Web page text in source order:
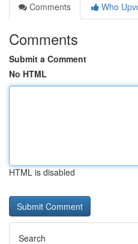
Comments
Who
Comments
Submit a Comment
No HTML
HTML is disabled
Search